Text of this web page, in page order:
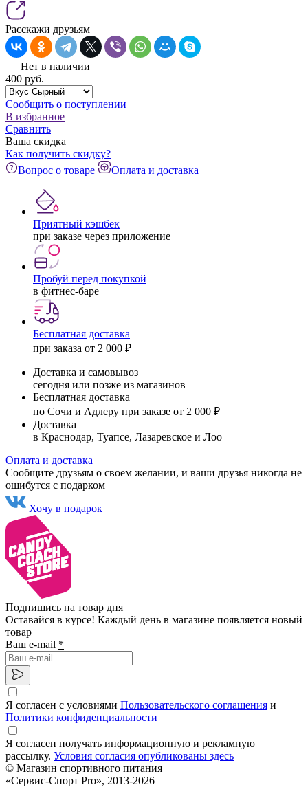
Расскажи друзьям
Нет в наличии
400 pуб.
Сообщить о поступлении
В избранное
Сравнить
Ваша скидка
Как получить скидку?
Вопрос о товаре
Оплата и доставка
Приятный кэшбек
при заказе через приложение
Пробуй перед покупкой
в фитнес-баре
Бесплатная доставка
при заказа от 2 000 ₽
Доставка и самовывоз
сегодня или позже из магазинов
Бесплатная доставка
по Сочи и Адлеру при заказе от 2 000 ₽
Доставка
в Краснодар, Туапсе, Лазаревское и Лоо
Оплата и доставка
Сообщите друзьям о своем желании, и ваши друзья никогда не
ошибутся с подарком
Хочу в подарок
Подпишись на товар дня
Оставайся в курсе! Каждый день в магазине появляется новый
товар
Ваш e-mail *
Я согласен с условиями Пользовательского соглашения и
Политики конфиденциальности
Я согласен получать информационную и рекламную
рассылку. Условия согласия опубликованы здесь
© Магазин спортивного питания
«Сервис-Спорт Pro», 2013-2026